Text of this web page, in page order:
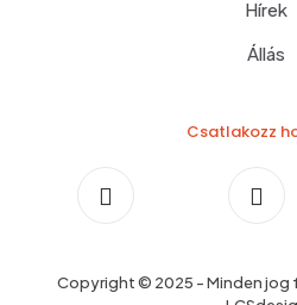
Hírek
Állás
Csatlakozz
Copyright © 2025 - Minden